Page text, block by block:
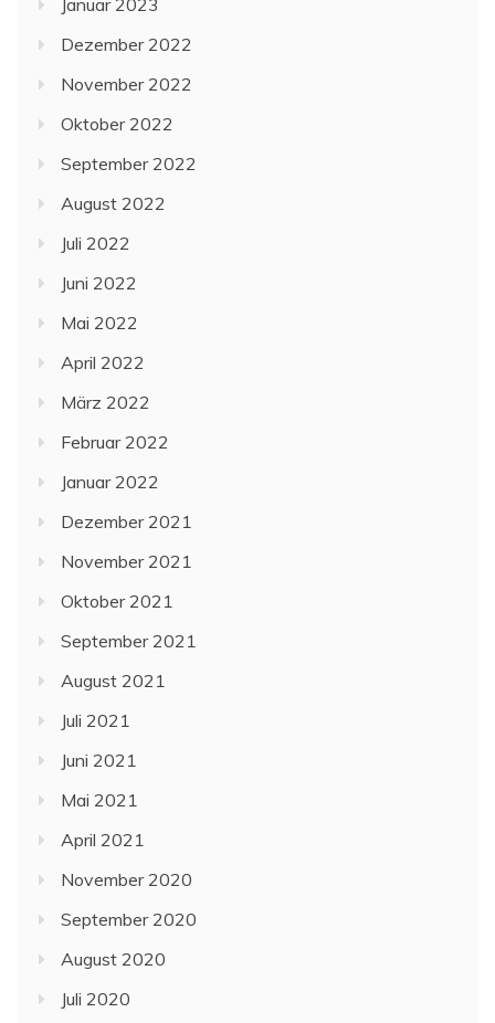
Dezember 2022
November 2022
Oktober 2022
September 2022
August 2022
Juli 2022
Juni 2022
Mai 2022
April 2022
März 2022
Februar 2022
Januar 2022
Dezember 2021
November 2021
Oktober 2021
September 2021
August 2021
Juli 2021
Juni 2021
Mai 2021
April 2021
November 2020
September 2020
August 2020
Juli 2020